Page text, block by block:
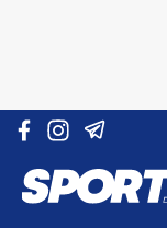
Vai al contenuto